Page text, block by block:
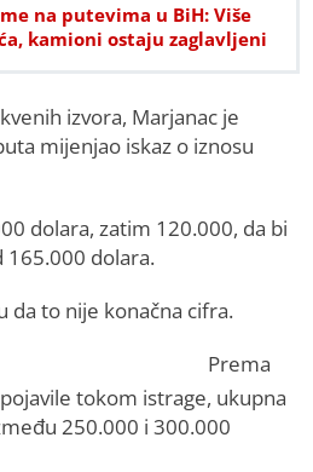
na putevima u BiH: Više
kamioni ostaju zaglavljeni
izvora, Marjanac je
mijenjao iskaz o iznosu
dolara, zatim 120.000, da bi
165.000 dolara.
da to nije konačna cifra.
Prema
tokom istrage, ukupna
250.000 i 300.000